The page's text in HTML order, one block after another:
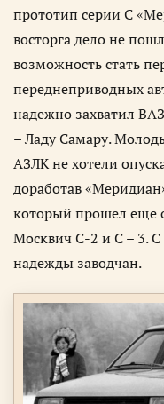
прототип серии C
восторга дело не
возможность стать
переднеприводных
надежно захватил
– Ладу Самару.
АЗЛК не хотели
доработав
который прошел еще
Москвич C-2 и С – 3.
надежды заводчан.